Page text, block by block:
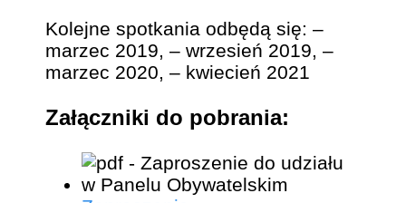
Kolejne spotkania odbędą się: –
marzec 2019, – wrzesień 2019, –
marzec 2020, – kwiecień 2021
Załączniki do pobrania: